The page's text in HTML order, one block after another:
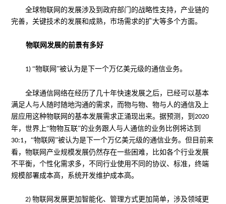
全球物联网的发展涉及到政府部门的战略性支持，产业链的
完善，关键技术的发展和成熟，市场需求的扩大等多个方面。
物联网发展的前景有多好
1)“物联网”被认为是下一个万亿美元级的通信业务。
全球通信网络在经历了几十年快速发展之后，已经可以基本
满足人与人随时随地沟通的需求，而物与物、物与人的通信及上
层应用这种物联网的基本发展需求正涌现出来。据预测，到2020
年，世界上“物物互联”的业务跟人与人通信的业务比例将达到
30:1，“物联网”被认为是下一个万亿美元级的通信业务。但目前来
看，物联网产业规模发展仍然存在一些困难，比如各个行业发展
不平衡，个性化需求多，不同行业使用不同的协议、标准，终端
规模部署成本高，系统开发维护成本高。
2)物联网发展更加智能化、管理方式更加简单，涉及领域更